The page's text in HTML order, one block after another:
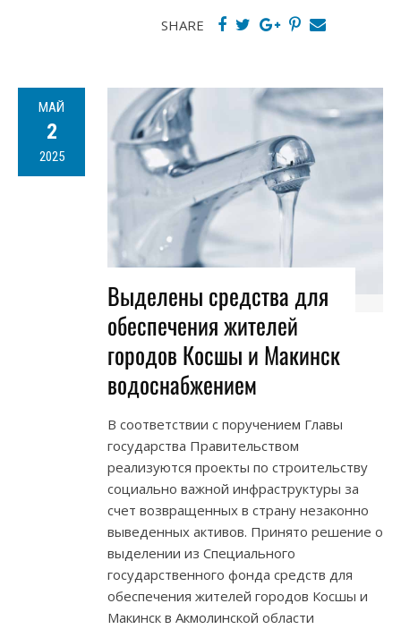
SHARE
МАЙ
2
2025
Выделены средства для
обеспечения жителей
городов Косшы и Макинск
водоснабжением
В соответствии с поручением Главы
государства Правительством
реализуются проекты по строительству
социально важной инфраструктуры за
счет возвращенных в страну незаконно
выведенных активов. Принято решение о
выделении из Специального
государственного фонда средств для
обеспечения жителей городов Косшы и
Макинск в Акмолинской области